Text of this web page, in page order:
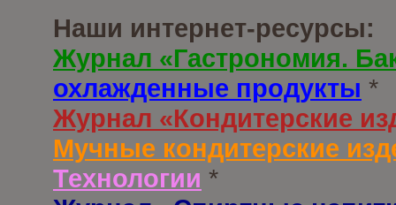
Наши интернет-ресурсы:
Журнал «Гастрономия.
охлажденные продукты *
Журнал «Кондитерские
Мучные кондитерские
Технологии *